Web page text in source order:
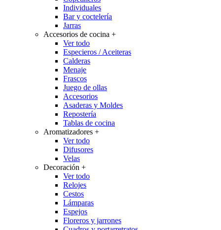
Individuales
Bar y coctelería
Jarras
Accesorios de cocina +
Ver todo
Especieros / Aceiteras
Calderas
Menaje
Frascos
Juego de ollas
Accesorios
Asaderas y Moldes
Repostería
Tablas de cocina
Aromatizadores +
Ver todo
Difusores
Velas
Decoración +
Ver todo
Relojes
Cestos
Lámparas
Espejos
Floreros y jarrones